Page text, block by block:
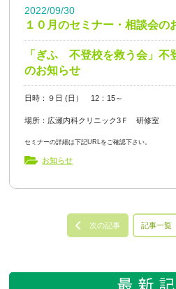
2022/09/30
１０月のセミナー・相談会の
「ぎふ 不登校を救う会」不
のお知らせ
日時：９日 (日） 12：15～
場所：広瀬内科クリニック3Ｆ 研修室
セミナーの詳細は下記URLをご確認下さい。
お知らせ
次の記事 記事一覧